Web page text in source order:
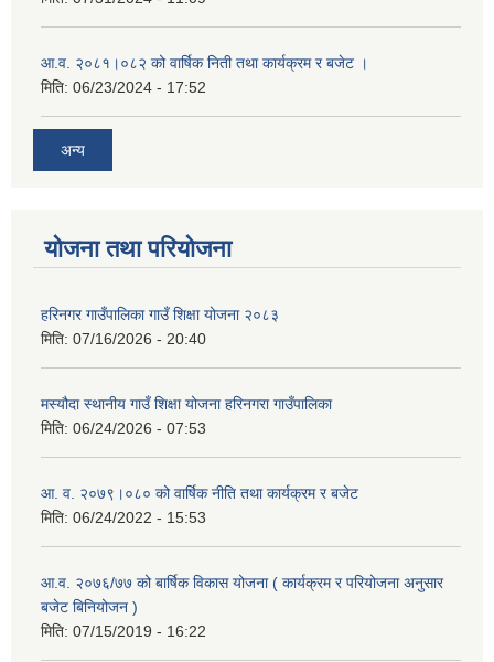
आ.व. २०८१।०८२ को वार्षिक निती तथा कार्यक्रम र बजेट ।
मिति: 06/23/2024 - 17:52
अन्य
योजना तथा परियोजना
हरिनगर गाउँपालिका गाउँ शिक्षा योजना २०८३
मिति: 07/16/2026 - 20:40
मस्यौदा स्थानीय गाउँ शिक्षा योजना हरिनगरा गाउँपालिका
मिति: 06/24/2026 - 07:53
आ. व. २०७९।०८० को वार्षिक नीति तथा कार्यक्रम र बजेट
मिति: 06/24/2022 - 15:53
आ.व. २०७६/७७ को बार्षिक विकास योजना ( कार्यक्रम र परियोजना अनुसार
बजेट बिनियोजन )
मिति: 07/15/2019 - 16:22